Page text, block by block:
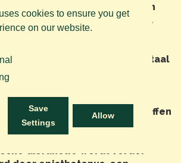
(dystocia) achter de rug en
kunnen rechtstaan of zuigen.
wordt soms de verkeerde
als zou het om een zgn.
gaan, dat lijdt aan het neonataal
(“neonatal
ten gevolge van
tijden de zware bevalling. De
ook lijken op die aangetroffen
ruggenmergletsel, maar deze
haarkleur.
cookies to ensure you get
on our website.
Save
Settings
Allow